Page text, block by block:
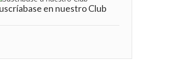
en nuestro Club